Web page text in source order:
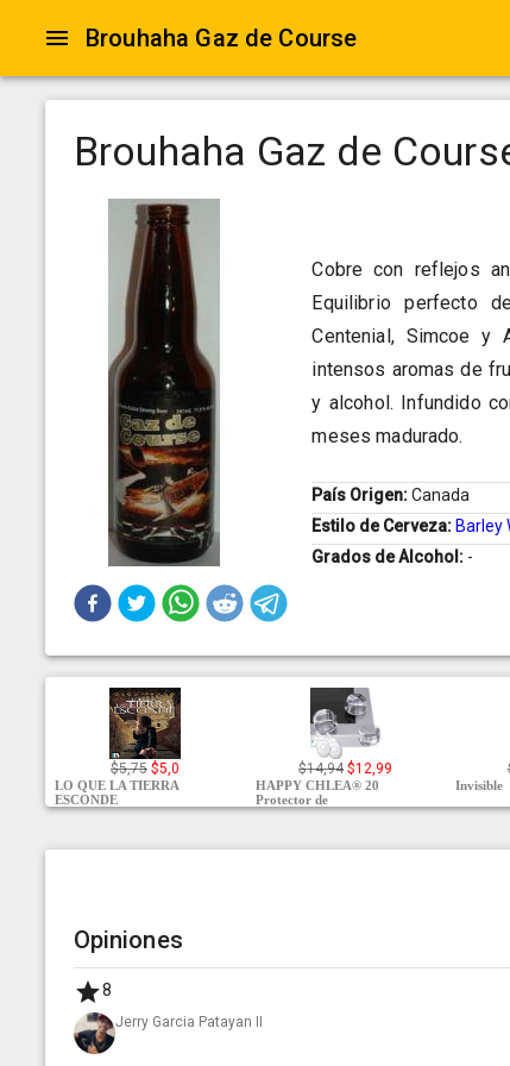
Brouhaha Gaz de Course
Brouhaha Gaz de
Cobre con reflejos
Equilibrio perfecto
Centenial, Simcoe y
intensos aromas de
y alcohol. Infundido
meses madurado.
País Origen:Canada
Estilo de Cerveza: Barley
Grados de Alcohol: -
$5,75 $5,0
LO QUE LA TIERRA
ESCONDE
$14,94 $12,99
HAPPY CHLEA® 20
Protector de
Invisible
Opiniones
8
Jerry Garcia Patayan II